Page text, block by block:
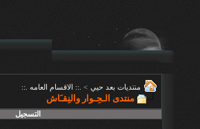
منتديات بعد حيي > .:: الاقسام العامه .::
منتدى الـحِـوار والنِقـَاش
التسجيل